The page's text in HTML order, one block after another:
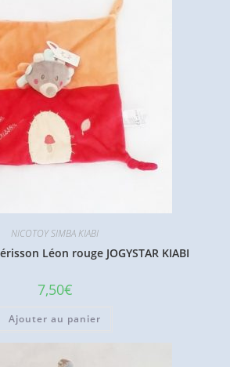
NICOTOY SIMBA KIABI
Léon rouge JOGYSTAR KIABI
7,50€
Ajouter au panier